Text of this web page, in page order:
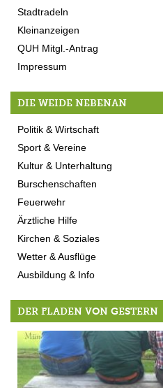
Stadtradeln
Kleinanzeigen
QUH Mitgl.-Antrag
Impressum
DIE WEIDE NEBENAN
Politik & Wirtschaft
Sport & Vereine
Kultur & Unterhaltung
Burschenschaften
Feuerwehr
Ärztliche Hilfe
Kirchen & Soziales
Wetter & Ausflüge
Ausbildung & Info
DER FLADEN VON GESTERN